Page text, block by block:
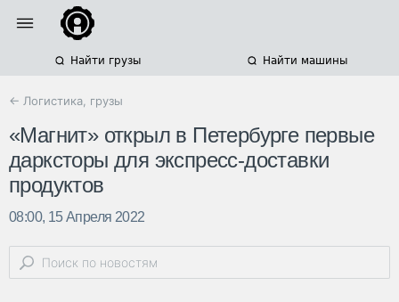
Найти грузы Найти машины
← Логистика, грузы
«Магнит» открыл в Петербурге первые
дарксторы для экспресс-доставки
продуктов
08:00, 15 Апреля 2022